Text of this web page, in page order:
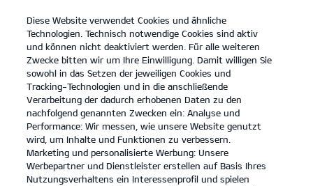
open
menu
KONTAKT
PROBEFAHRT
Diese Website verwendet Cookies und ähnliche
Technologien. Technisch notwendige Cookies sind aktiv
und können nicht deaktiviert werden. Für alle weiteren
Zwecke bitten wir um Ihre Einwilligung. Damit willigen Sie
sowohl in das Setzen der jeweiligen Cookies und
Tracking-Technologien und in die anschließende
Verarbeitung der dadurch erhobenen Daten zu den
nachfolgend genannten Zwecken ein: Analyse und
Performance: Wir messen, wie unsere Website genutzt
wird, um Inhalte und Funktionen zu verbessern.
Marketing und personalisierte Werbung: Unsere
Werbepartner und Dienstleister erstellen auf Basis Ihres
Nutzungsverhaltens ein Interessenprofil und spielen